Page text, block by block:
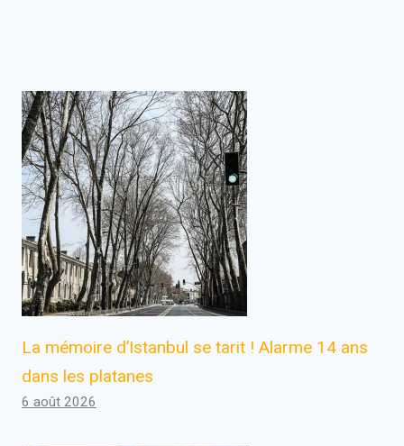
La mémoire d’Istanbul se tarit ! Alarme 14 ans
dans les platanes
6 août 2026